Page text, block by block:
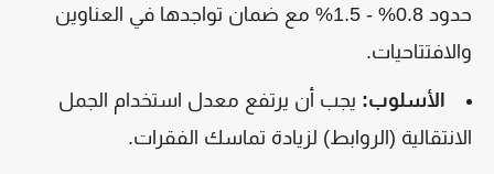
حدود 0.8% - 1.5% مع ضمان تواجدها في العناوين
والافتتاحيات.
الأسلوب:يجب أن يرتفع معدل استخدام الجمل
الانتقالية (الروابط) لزيادة تماسك الفقرات.